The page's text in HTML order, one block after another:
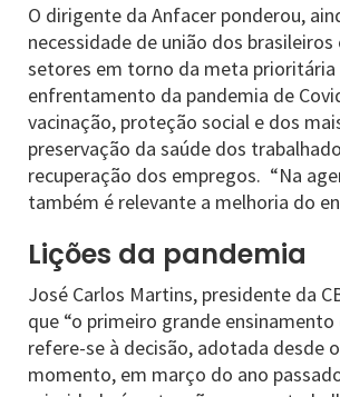
O dirigente da Anfacer ponderou,
necessidade de união dos
setores em torno da meta prioritária
enfrentamento da pandemia de
vacinação, proteção social e dos
preservação da saúde dos
recuperação dos empregos. “Na
também é relevante a melhoria do
Lições da pandemia
José Carlos Martins, presidente da
que “o primeiro grande ensinamento
refere-se à decisão, adotada desde
momento, em março do ano